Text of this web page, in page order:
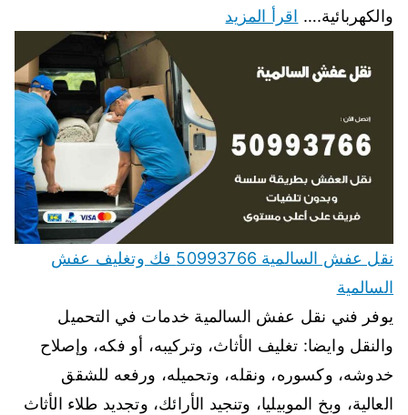
والكهربائية.… اقرأ المزيد
نقل عفش السالمية 50993766 فك وتغليف عفش
السالمية
يوفر فني نقل عفش السالمية خدمات في التحميل
والنقل وايضا: تغليف الأثاث، وتركيبه، أو فكه، وإصلاح
خدوشه، وكسوره، ونقله، وتحميله، ورفعه للشقق
العالية، وبخ الموبيليا، وتنجيد الأرائك، وتجديد طلاء الأثاث